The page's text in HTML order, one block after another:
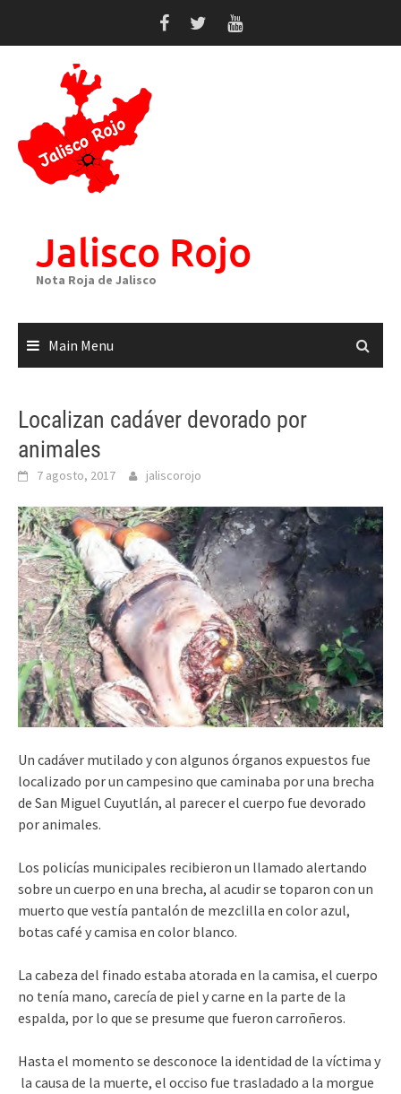
Jalisco Rojo
Nota Roja de Jalisco
Main Menu
Localizan cadáver devorado por
animales
7 agosto, 2017 jaliscorojo
Un cadáver mutilado y con algunos órganos expuestos fue
localizado por un campesino que caminaba por una brecha
de San Miguel Cuyutlán, al parecer el cuerpo fue devorado
por animales.
Los policías municipales recibieron un llamado alertando
sobre un cuerpo en una brecha, al acudir se toparon con un
muerto que vestía pantalón de mezclilla en color azul,
botas café y camisa en color blanco.
La cabeza del finado estaba atorada en la camisa, el cuerpo
no tenía mano, carecía de piel y carne en la parte de la
espalda, por lo que se presume que fueron carroñeros.
Hasta el momento se desconoce la identidad de la víctima y
la causa de la muerte, el occiso fue trasladado a la morgue